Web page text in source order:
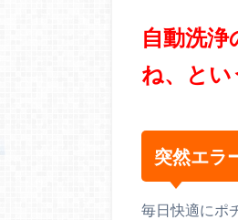
自動洗
ね、とい
突然エラ
毎日快適にポ